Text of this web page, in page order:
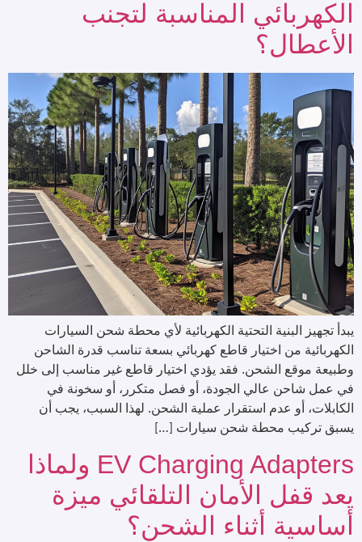
الكهربائي المناسبة لتجنب
الأعطال؟
يبدأ تجهيز البنية التحتية الكهربائية لأي محطة شحن السيارات
الكهربائية من اختيار قاطع كهربائي بسعة تناسب قدرة الشاحن
وطبيعة موقع الشحن. فقد يؤدي اختيار قاطع غير مناسب إلى خلل
في عمل شاحن عالي الجودة، أو فصل متكرر، أو سخونة في
الكابلات، أو عدم استقرار عملية الشحن. لهذا السبب، يجب أن
يسبق تركيب محطة شحن سيارات […]
EV Charging Adapters ولماذا
يعد قفل الأمان التلقائي ميزة
أساسية أثناء الشحن؟